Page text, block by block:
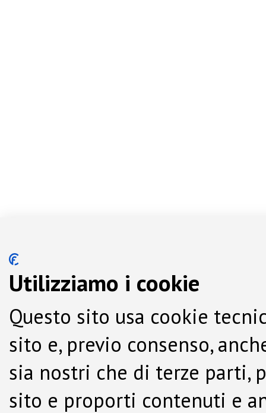
Utilizziamo i cookie
Questo sito usa cookie
sito e, previo consenso,
sia nostri che di terze parti,
sito e proporti contenuti e